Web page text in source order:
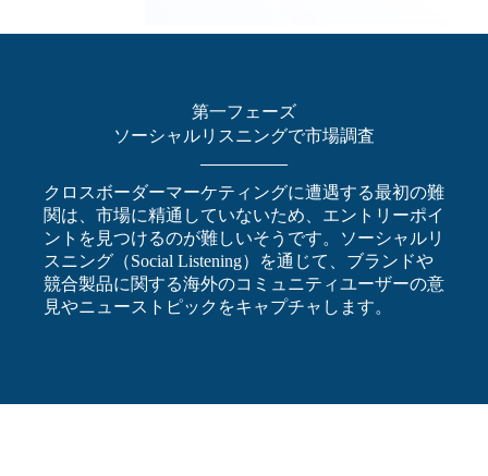
第一フェーズ
ソーシャルリスニングで市場調査
クロスボーダーマーケティングに遭遇する最初の難
関は、市場に精通していないため、エントリーポイ
ントを見つけるのが難しいそうです。ソーシャルリ
スニング（Social Listening）を通じて、ブランドや
競合製品に関する海外のコミュニティユーザーの意
見やニューストピックをキャプチャします。